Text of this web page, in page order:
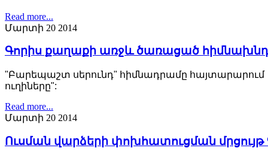
Read more...
Մարտի 20 2014
Գորիս քաղաքի առջև ծառացած
"Բարեպաշտ սերունդ" հիմնադրամը հայտարարում
ուղիները":
Read more...
Մարտի 20 2014
Ուսման վարձերի փոխհատուցման մրցույթ